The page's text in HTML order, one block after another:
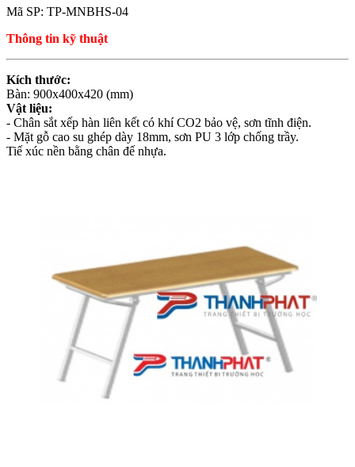
Mã SP: TP-MNBHS-04
Thông tin kỹ thuật
Kích thước:
Bàn: 900x400x420 (mm)
Vật liệu:
- Chân sắt xếp hàn liên kết có khí CO2 bảo vệ, sơn tĩnh điện.
- Mặt gỗ cao su ghép dày 18mm, sơn PU 3 lớp chống trầy.
Tiế xúc nền bằng chân đế nhựa.